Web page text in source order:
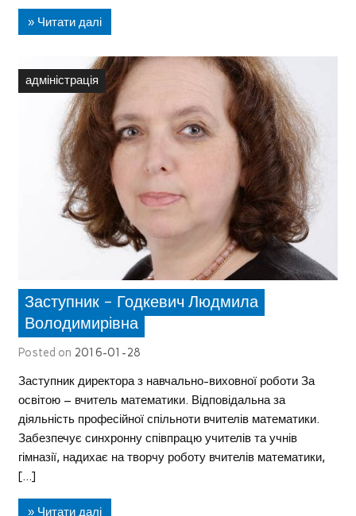
» Читати далі
адміністрація
Заступник – Годкевич Людмила
Володимирівна
Posted on 2016-01-28
Заступник директора з навчально-виховної роботи За
освітою – вчитель математики. Відповідальна за
діяльність професійної спільноти вчителів математики.
Забезпечує синхронну співпрацю учителів та учнів
гімназії, надихає на творчу роботу вчителів математики,
[…]
» Читати далі